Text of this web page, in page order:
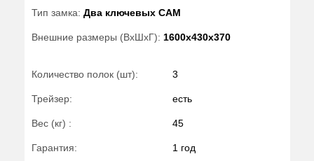
Тип замка: Два ключевых САМ
Внешние размеры (ВхШхГ): 1600x430x370
Количество полок (шт): 3
Трейзер: есть
Вес (кг) : 45
Гарантия: 1 год